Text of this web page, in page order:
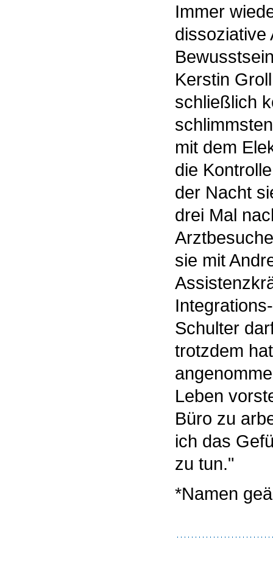
Immer
dissoziative
Kerstin
schließlich
mit dem
die
der Nacht
drei Mal
sie mit
Schulter
trotzdem
Leben
Büro zu
ich das
zu tun."
*Namen